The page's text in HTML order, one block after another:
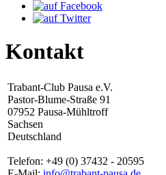
Kontakt
Trabant-Club Pausa e.V.
Pastor-Blume-Straße 91
07952 Pausa-Mühltroff
Sachsen
Deutschland
Telefon: +49 (0) 37432 - 20595